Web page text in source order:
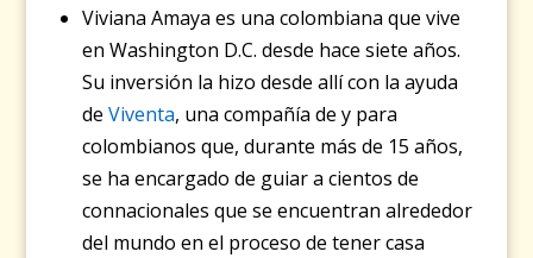
Viviana Amaya es una colombiana que vive
en Washington D.C. desde hace siete años.
Su inversión la hizo desde allí con la ayuda
de Viventa, una compañía de y para
colombianos que, durante más de 15 años,
se ha encargado de guiar a cientos de
connacionales que se encuentran alrededor
del mundo en el proceso de tener casa